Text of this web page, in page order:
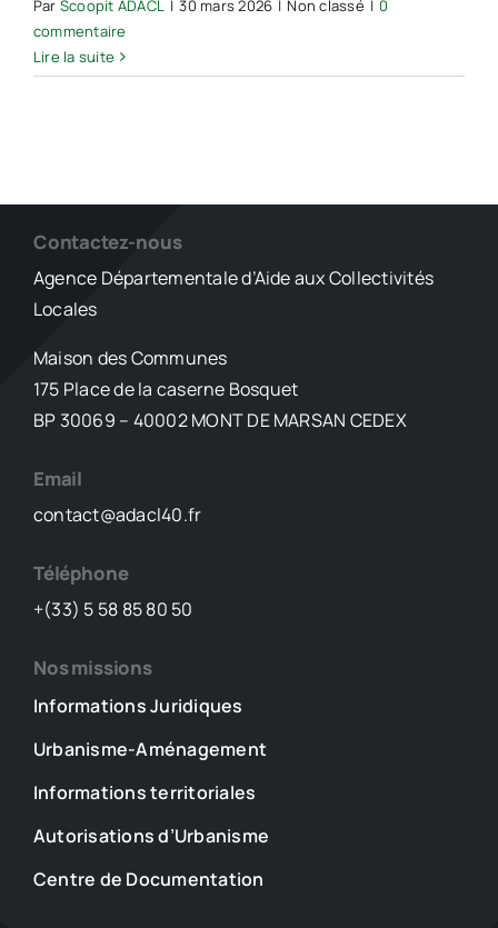
Par Scoopit ADACL | 30 mars 2026 | Non classé | 0
commentaire
Lire la suite
Contactez-nous
Agence Départementale d’Aide aux Collectivités
Locales
Maison des Communes
175 Place de la caserne Bosquet
BP 30069 – 40002 MONT DE MARSAN CEDEX
Email
contact@adacl40.fr
Téléphone
+(33) 5 58 85 80 50
Nos missions
Informations Juridiques
Urbanisme-Aménagement
Informations territoriales
Autorisations d’Urbanisme
Centre de Documentation